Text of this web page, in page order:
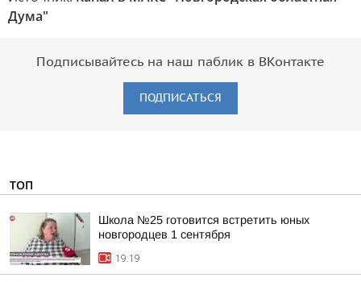
Дума"
Подписывайтесь на наш паблик в ВКонтакте
ПОДПИСАТЬСЯ
ТОП
Школа №25 готовится встретить юных
новгородцев 1 сентября
19:19